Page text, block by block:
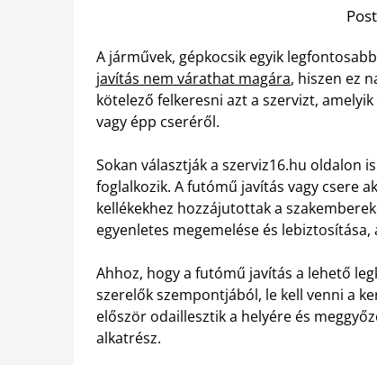
A járművek, gépkocsik egyik
javítás nem várathat magára, hiszen ez
kötelező felkeresni azt a szervizt,
vagy épp cseréről.
Sokan választják a szerviz16.hu oldalon
foglalkozik. A futómű javítás vagy csere
kellékekhez hozzájutottak a
egyenletes megemelése és
Ahhoz, hogy a futómű javítás a lehető
szerelők szempontjából, le kell venni a
először odaillesztik a helyére és
alkatrész.